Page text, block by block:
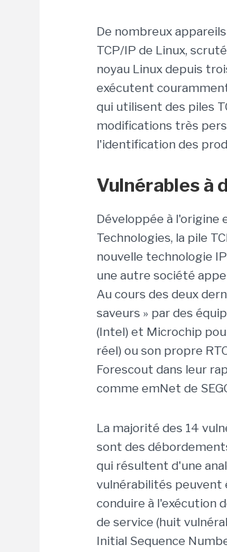
De nombreux
TCP/IP de Linux,
noyau Linux depuis
exécutent
qui utilisent des piles
modifications très
l'identification des
Vulnérables à
Développée à l'origine
Technologies, la pile
nouvelle technologie
une autre société
Au cours des deux
saveurs » par des
(Intel) et Microchip
réel) ou son propre
Forescout dans leur
comme emNet de
La majorité des 14
sont des
qui résultent d'une
vulnérabilités peuvent
conduire à l'exécution
de service (huit
Initial Sequence